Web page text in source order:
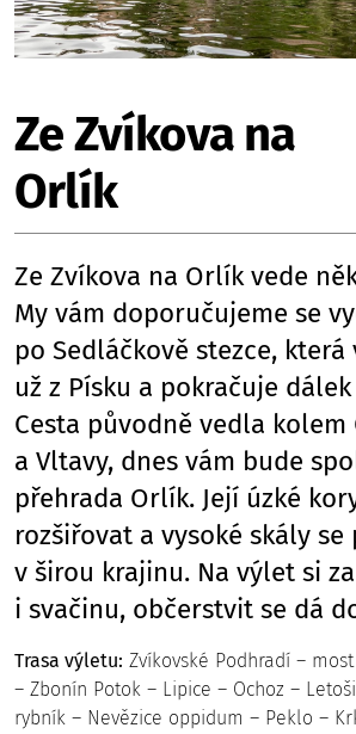
Ze Zvíkova na
Orlík
Ze Zvíkova na Orlík vede
My vám doporučujeme se
po Sedláčkově stezce, která
už z Písku a pokračuje
Cesta původně vedla kolem
a Vltavy, dnes vám bude
přehrada Orlík. Její úzké
rozšiřovat a vysoké skály se
v širou krajinu. Na výlet si
i svačinu, občerstvit se dá
Trasa výletu: Zvíkovské Podhradí –
– Zbonín Potok – Lipice – Ochoz –
rybník – Nevězice oppidum – Peklo –